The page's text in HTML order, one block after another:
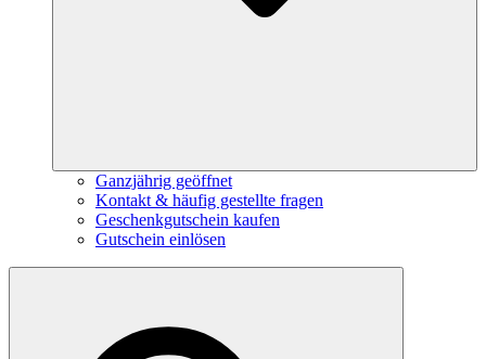
Ganzjährig geöffnet
Kontakt & häufig gestellte fragen
Geschenkgutschein kaufen
Gutschein einlösen